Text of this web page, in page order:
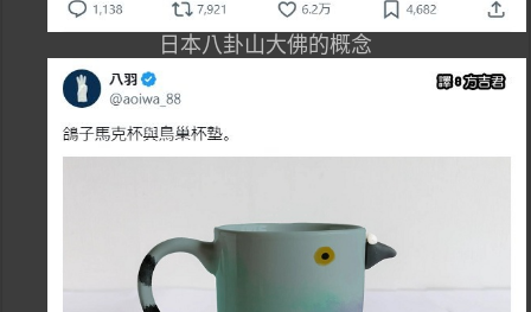
日本八卦山大佛的概念